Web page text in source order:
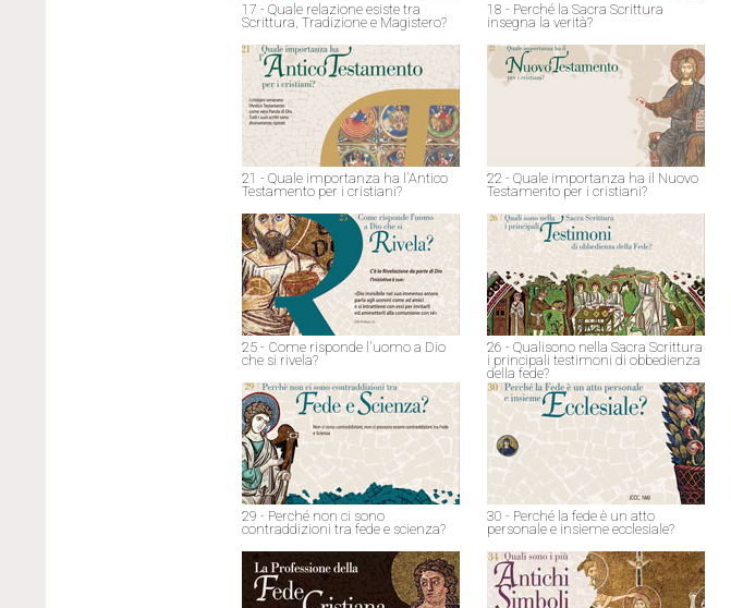
17 - Quale relazione esiste tra
Scrittura, Tradizione e Magistero?
18 - Perché la Sacra Scrittura
insegna la verità?
21 - Quale importanza ha l'Antico
Testamento per i cristiani?
22 - Quale importanza ha il Nuovo
Testamento per i cristiani?
25 - Come risponde l'uomo a Dio
che si rivela?
26 - Qualisono nella Sacra Scrittura
i principali testimoni di obbedienza
della fede?
29 - Perché non ci sono
contraddizioni tra fede e scienza?
30 - Perché la fede è un atto
personale e insieme ecclesiale?